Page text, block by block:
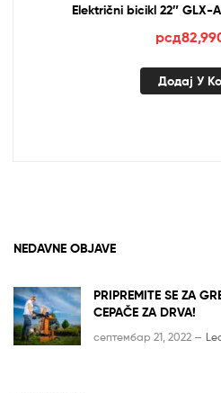
Električni bicikl 22″ GLX-
рсд
Додај У
NEDAVNE OBJAVE
PRIPREMITE SE ZA
CEPAČE ZA DRVA!
септембар 21, 2022 —